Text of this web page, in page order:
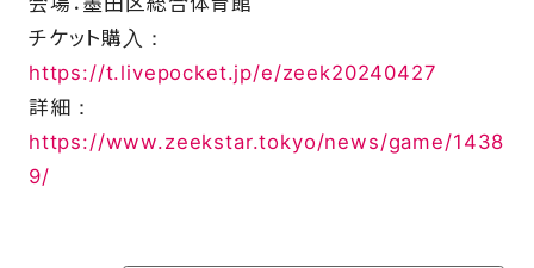
チケット購入：
https://t.livepocket.jp/e/zeek20240427
詳細：
https://www.zeekstar.tokyo/news/game/1438
9/